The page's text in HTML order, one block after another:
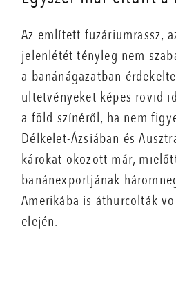
Az említett fuzáriumrassz,
jelenlétét tényleg nem
a banánágazatban
ültetvényeket képes rövid
a föld színéről, ha nem
Délkelet-Ázsiában és
károkat okozott már,
banánexportjának
Amerikába is áthurcolták
elején.